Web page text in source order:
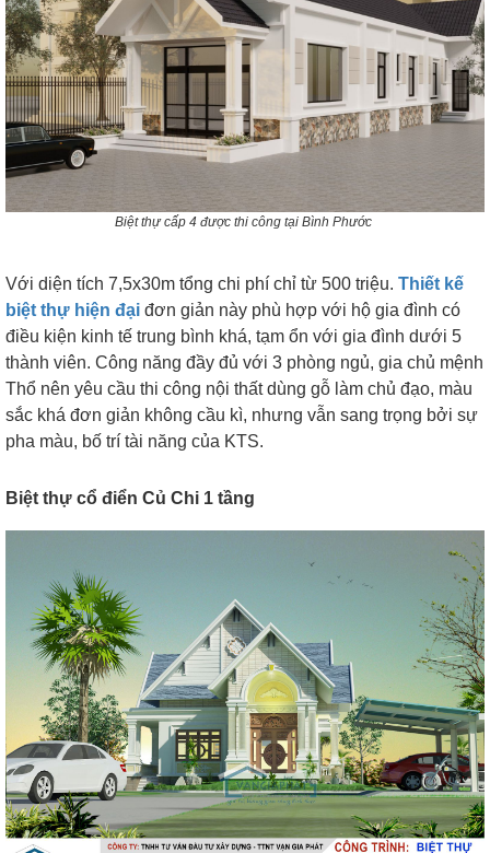
Biệt thự cấp 4 được thi công tại Bình Phước
Với diện tích 7,5x30m tổng chi phí chỉ từ 500 triệu. Thiết kế
biệt thự hiện đại đơn giản này phù hợp với hộ gia đình có
điều kiện kinh tế trung bình khá, tạm ổn với gia đình dưới 5
thành viên. Công năng đầy đủ với 3 phòng ngủ, gia chủ mệnh
Thổ nên yêu cầu thi công nội thất dùng gỗ làm chủ đạo, màu
sắc khá đơn giản không cầu kì, nhưng vẫn sang trọng bởi sự
pha màu, bố trí tài năng của KTS.
Biệt thự cổ điển Củ Chi 1 tầng